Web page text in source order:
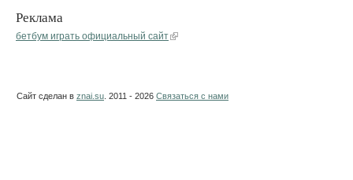
Реклама
бетбум играть официальный сайт
Сайт сделан в znai.su . 2011 - 2026 Связаться с нами